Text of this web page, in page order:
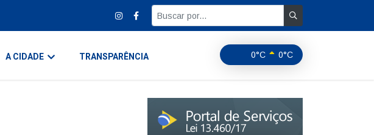
0°C 0°C
A CIDADE TRANSPARÊNCIA